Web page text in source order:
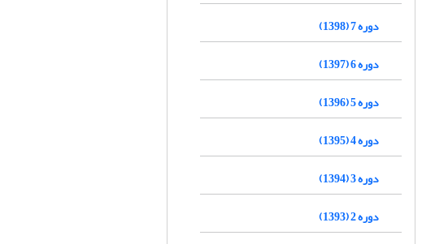
دوره 7 (1398)
دوره 6 (1397)
دوره 5 (1396)
دوره 4 (1395)
دوره 3 (1394)
دوره 2 (1393)